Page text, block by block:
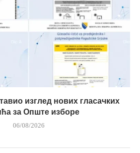
изглед нових гласачких
за Опште изборе
06/08/2026